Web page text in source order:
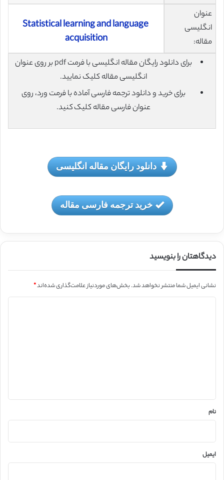
عنوان
انگلیسی
مقاله:
Statistical learning and language
acquisition
برای دانلود رایگان مقاله انگلیسی با فرمت pdf بر روی عنوان
انگلیسی مقاله کلیک نمایید.
برای خرید و دانلود ترجمه فارسی آماده با فرمت ورد، روی
عنوان فارسی مقاله کلیک کنید.
دانلود رایگان مقاله انگلیسی
خرید ترجمه فارسی مقاله
دیدگاهتان را بنویسید
نشانی ایمیل شما منتشر نخواهد شد.بخش‌های موردنیاز علامت‌گذاری شده‌اند*
نام
ایمیل